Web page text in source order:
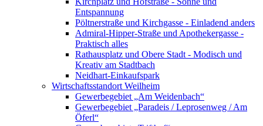
Entspannung
Pöltnerstraße und Kirchgasse - Einladend anders
Admiral-Hipper-Straße und Apothekergasse -
Praktisch alles
Rathausplatz und Obere Stadt - Modisch und
Kreativ am Stadtbach
Neidhart-Einkaufspark
Wirtschaftsstandort Weilheim
Gewerbegebiet „Am Weidenbach“
Gewerbegebiet „Paradeis / Leprosenweg / Am
Öferl“